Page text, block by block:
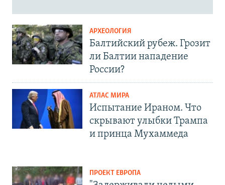
АРХЕОЛОГИЯ
Балтийский рубеж. Грозит
ли Балтии нападение
России?
АТЛАС МИРА
Испытание Ираном. Что
скрывают улыбки Трампа
и принца Мухаммеда
ПРОЕКТ ЕВРОПА